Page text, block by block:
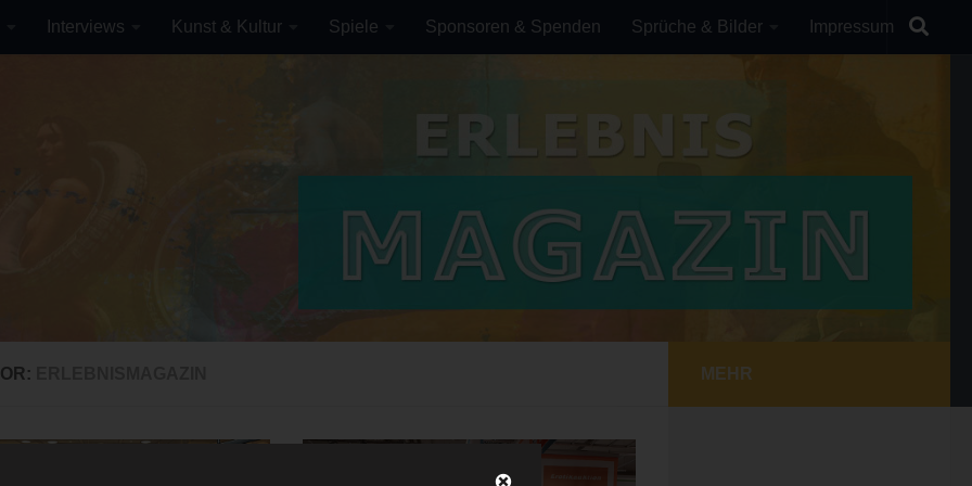
Interviews Kunst & Kultur Spiele Sponsoren & Spenden Sprüche & Bilder Impressum
MEHR